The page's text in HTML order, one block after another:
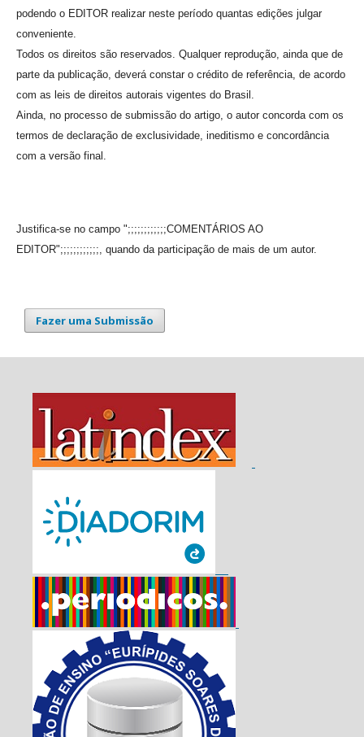
podendo o EDITOR realizar neste período quantas edições julgar
conveniente.
Todos os direitos são reservados. Qualquer reprodução, ainda que de
parte da publicação, deverá constar o crédito de referência, de acordo
com as leis de direitos autorais vigentes do Brasil.
Ainda, no processo de submissão do artigo, o autor concorda com os
termos de declaração de exclusividade, ineditismo e concordância
com a versão final.
Justifica-se no campo ";;;;;;;;;;;;COMENTÁRIOS AO
EDITOR";;;;;;;;;;;;, quando da participação de mais de um autor.
Fazer uma Submissão